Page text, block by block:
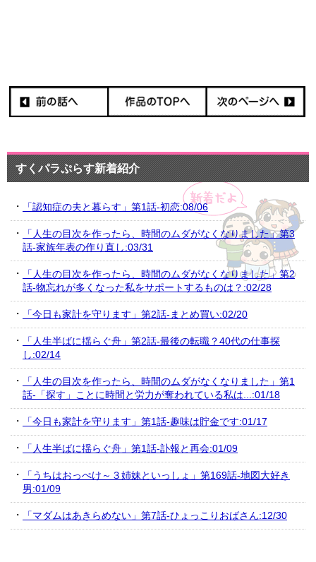
すくパラぷらす新着紹介
「認知症の夫と暮らす」第1話-初恋:08/06
「人生の目次を作ったら、時間のムダがなくなりました」第3
話-家族年表の作り直し:03/31
「人生の目次を作ったら、時間のムダがなくなりました」第2
話-物忘れが多くなった私をサポートするものは？:02/28
「今日も家計を守ります」第2話-まとめ買い:02/20
「人生半ばに揺らぐ舟」第2話-最後の転職？40代の仕事探
し:02/14
「人生の目次を作ったら、時間のムダがなくなりました」第1
話-「探す」ことに時間と労力が奪われている私は...:01/18
「今日も家計を守ります」第1話-趣味は貯金です:01/17
「人生半ばに揺らぐ舟」第1話-訃報と再会:01/09
「うちはおっぺけ～３姉妹といっしょ」第169話-地図大好き
男:01/09
「マダムはあきらめない」第7話-ひょっこりおばさん:12/30